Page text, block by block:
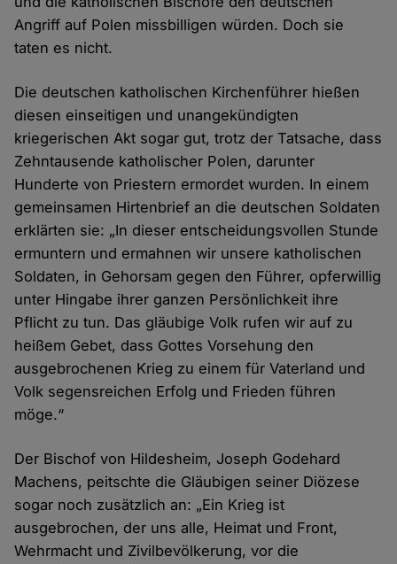
Angriff auf Polen missbilligen würden. Doch sie
taten es nicht.
Die deutschen katholischen Kirchenführer hießen
diesen einseitigen und unangekündigten
kriegerischen Akt sogar gut, trotz der Tatsache, dass
Zehntausende katholischer Polen, darunter
Hunderte von Priestern ermordet wurden. In einem
gemeinsamen Hirtenbrief an die deutschen Soldaten
erklärten sie: „In dieser entscheidungsvollen Stunde
ermuntern und ermahnen wir unsere katholischen
Soldaten, in Gehorsam gegen den Führer, opferwillig
unter Hingabe ihrer ganzen Persönlichkeit ihre
Pflicht zu tun. Das gläubige Volk rufen wir auf zu
heißem Gebet, dass Gottes Vorsehung den
ausgebrochenen Krieg zu einem für Vaterland und
Volk segensreichen Erfolg und Frieden führen
möge.“
Der Bischof von Hildesheim, Joseph Godehard
Machens, peitschte die Gläubigen seiner Diözese
sogar noch zusätzlich an: „Ein Krieg ist
ausgebrochen, der uns alle, Heimat und Front,
Wehrmacht und Zivilbevölkerung, vor die